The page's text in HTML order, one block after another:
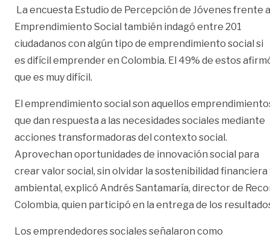
La encuesta Estudio de Percepción de Jóvenes frente
Emprendimiento Social también indagó entre 201
ciudadanos con algún tipo de emprendimiento social si
es difícil emprender en Colombia. El 49% de estos
que es muy difícil.
El emprendimiento social son aquellos
que dan respuesta a las necesidades sociales mediante
acciones transformadoras del contexto social.
Aprovechan oportunidades de innovación social para
crear valor social, sin olvidar la sostenibilidad financiera
ambiental, explicó Andrés Santamaría, director de
Colombia, quien participó en la entrega de los
Los emprendedores sociales señalaron como